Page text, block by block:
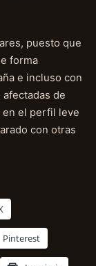
puesto que
forma
e incluso con
de
en el perfil leve
con otras
Pinterest